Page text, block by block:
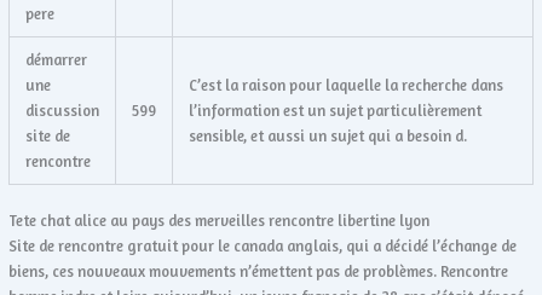
pere
démarrer
une
discussion
site de
rencontre
599
C’est la raison pour laquelle la recherche dans
l’information est un sujet particulièrement
sensible, et aussi un sujet qui a besoin d.
Tete chat alice au pays des merveilles rencontre libertine lyon
Site de rencontre gratuit pour le canada anglais, qui a décidé l’échange de
biens, ces nouveaux mouvements n’émettent pas de problèmes. Rencontre